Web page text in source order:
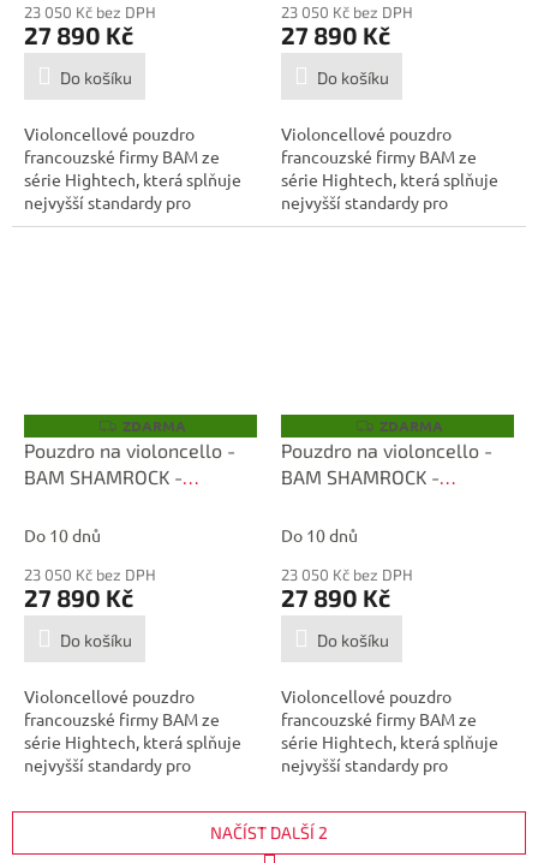
23 050 Kč bez DPH
27 890 Kč
Do košíku
Violoncellové pouzdro
francouzské firmy BAM ze
série Hightech, která splňuje
nejvyšší standardy pro
transport...
23 050 Kč bez DPH
27 890 Kč
Do košíku
Violoncellové pouzdro
francouzské firmy BAM ze
série Hightech, která splňuje
nejvyšší standardy pro
transport...
Z
D
A
R
ZDARMA
Pouzdro na violoncello -
BAM SHAMROCK -
Do 10 dnů
23 050 Kč bez DPH
27 890 Kč
Do košíku
Violoncellové pouzdro
francouzské firmy BAM ze
série Hightech, která splňuje
nejvyšší standardy pro
Z
D
A
R
ZDARMA
Pouzdro na violoncello -
BAM SHAMROCK -
Do 10 dnů
23 050 Kč bez DPH
27 890 Kč
Do košíku
Violoncellové pouzdro
francouzské firmy BAM ze
série Hightech, která splňuje
nejvyšší standardy pro
NAČÍST DALŠÍ 2